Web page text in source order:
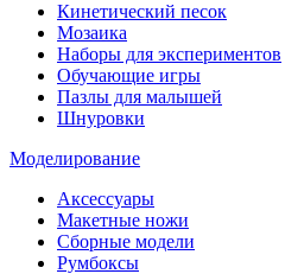
Кинетический песок
Мозаика
Наборы для экспериментов
Обучающие игры
Пазлы для малышей
Шнуровки
Моделирование
Аксессуары
Макетные ножи
Сборные модели
Румбоксы